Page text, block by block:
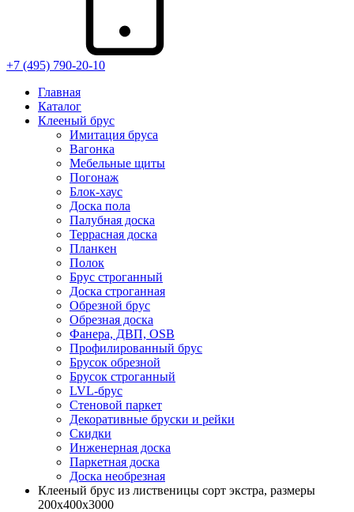
+7 (495) 790-20-10
Главная
Каталог
Клееный брус
Имитация бруса
Вагонка
Мебельные щиты
Погонаж
Блок-хаус
Доска пола
Палубная доска
Террасная доска
Планкен
Полок
Брус строганный
Доска строганная
Обрезной брус
Обрезная доска
Фанера, ДВП, OSB
Профилированный брус
Брусок обрезной
Брусок строганный
LVL-брус
Стеновой паркет
Декоративные бруски и рейки
Скидки
Инженерная доска
Паркетная доска
Доска необрезная
Клееный брус из лиственицы сорт экстра, размеры
200х400х3000